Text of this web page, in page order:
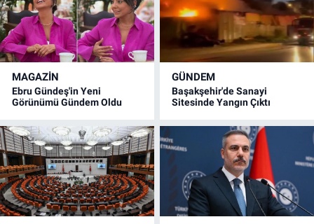
MAGAZİN
Ebru Gündeş'in Yeni
Görünümü Gündem Oldu
GÜNDEM
Başakşehir'de Sanayi
Sitesinde Yangın Çıktı